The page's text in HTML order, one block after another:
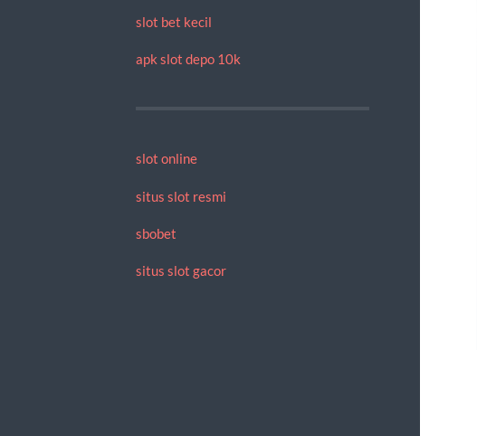
slot bet kecil
apk slot depo 10k
slot online
situs slot resmi
sbobet
situs slot gacor